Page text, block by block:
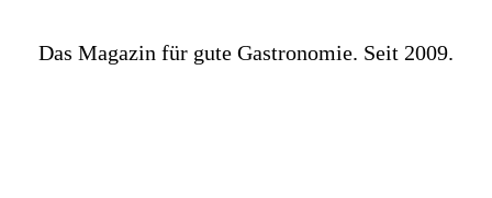
Das Magazin für gute Gastronomie. Seit 2009.